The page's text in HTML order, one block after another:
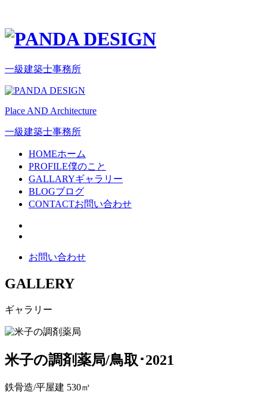
一級建築士事務所
Place AND Architecture
一級建築士事務所
HOMEホーム
PROFILE僕のこと
GALLARYギャラリー
BLOGブログ
CONTACTお問い合わせ
お問い合わせ
GALLERY
ギャラリー
米子の調剤薬局/鳥取･2021
鉄骨造/平屋建 530㎥